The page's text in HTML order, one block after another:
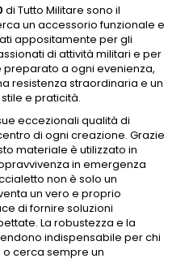
di Tutto Militare sono il
un accessorio funzionale e
appositamente per gli
di attività militari e per
a ogni evenienza,
resistenza straordinaria e un
e praticità.
eccezionali qualità di
di ogni creazione. Grazie
materiale è utilizzato in
in emergenza
non è solo un
un vero e proprio
di fornire soluzioni
La robustezza e la
indispensabile per chi
cerca sempre un